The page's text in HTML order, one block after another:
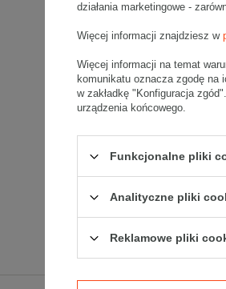
działania marketingowe -
Więcej informacji znajdziesz w
Więcej informacji na temat
komunikatu oznacza zgodę na
w zakładkę "Konfiguracja
urządzenia końcowego.
Funkcjonalne pliki
Analityczne pliki
Reklamowe pliki